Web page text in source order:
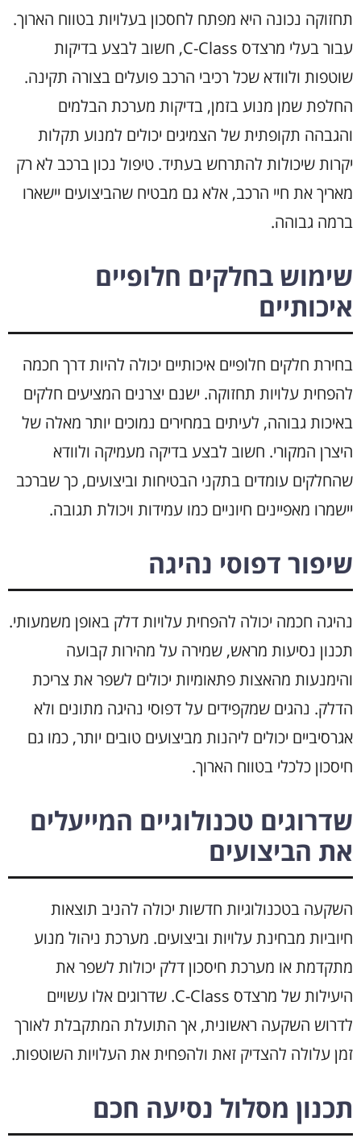
תחזוקה נכונה היא מפתח לחסכון בעלויות בטווח הארוך.
עבור בעלי מרצדס C-Class, חשוב לבצע בדיקות
שוטפות ולוודא שכל רכיבי הרכב פועלים בצורה תקינה.
החלפת שמן מנוע בזמן, בדיקות מערכת הבלמים
והגבהה תקופתית של הצמיגים יכולים למנוע תקלות
יקרות שיכולות להתרחש בעתיד. טיפול נכון ברכב לא רק
מאריך את חיי הרכב, אלא גם מבטיח שהביצועים יישארו
ברמה גבוהה.
שימוש בחלקים חלופיים
איכותיים
בחירת חלקים חלופיים איכותיים יכולה להיות דרך חכמה
להפחית עלויות תחזוקה. ישנם יצרנים המציעים חלקים
באיכות גבוהה, לעיתים במחירים נמוכים יותר מאלה של
היצרן המקורי. חשוב לבצע בדיקה מעמיקה ולוודא
שהחלקים עומדים בתקני הבטיחות וביצועים, כך שברכב
יישמרו מאפיינים חיוניים כמו עמידות ויכולת תגובה.
שיפור דפוסי נהיגה
נהיגה חכמה יכולה להפחית עלויות דלק באופן משמעותי.
תכנון נסיעות מראש, שמירה על מהירות קבועה
והימנעות מהאצות פתאומיות יכולים לשפר את צריכת
הדלק. נהגים שמקפידים על דפוסי נהיגה מתונים ולא
אגרסיביים יכולים ליהנות מביצועים טובים יותר, כמו גם
חיסכון כלכלי בטווח הארוך.
שדרוגים טכנולוגיים המייעלים
את הביצועים
השקעה בטכנולוגיות חדשות יכולה להניב תוצאות
חיוביות מבחינת עלויות וביצועים. מערכת ניהול מנוע
מתקדמת או מערכת חיסכון דלק יכולות לשפר את
היעילות של מרצדס C-Class. שדרוגים אלו עשויים
לדרוש השקעה ראשונית, אך התועלת המתקבלת לאורך
זמן עלולה להצדיק זאת ולהפחית את העלויות השוטפות.
תכנון מסלול נסיעה חכם